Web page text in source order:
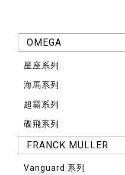
OMEGA
星座系列
海馬系列
超霸系列
碟飛系列
FRANCK MULLER
Vanguard 系列